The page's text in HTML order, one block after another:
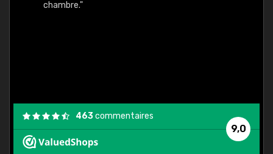
chambre."
9,0
463commentaires